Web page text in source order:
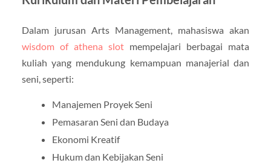
Dalam jurusan Arts Management, mahasiswa akan
wisdom of athena slot mempelajari berbagai mata
kuliah yang mendukung kemampuan manajerial dan
seni, seperti:
Manajemen Proyek Seni
Pemasaran Seni dan Budaya
Ekonomi Kreatif
Hukum dan Kebijakan Seni